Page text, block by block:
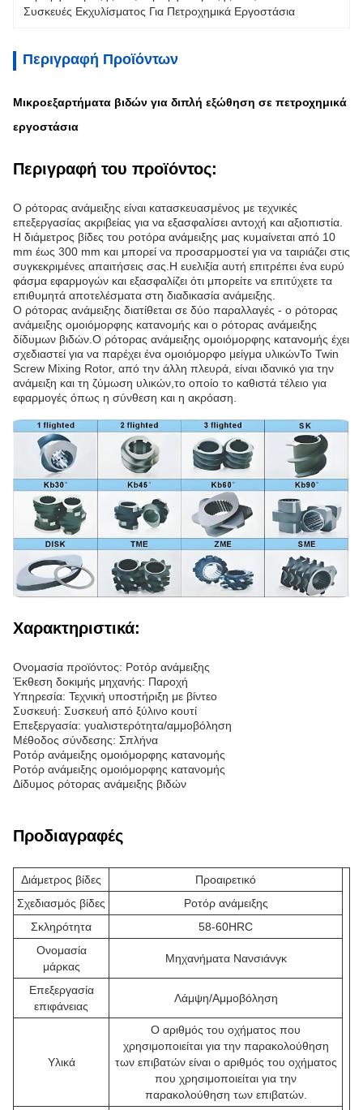
Συσκευές Εκχυλίσματος Για Πετροχημικά Εργοστάσια
Περιγραφή Προϊόντων
Μικροεξαρτήματα βιδών για διπλή εξώθηση σε πετροχημικά
εργοστάσια
Περιγραφή του προϊόντος:
Ο ρότορας ανάμειξης είναι κατασκευασμένος με τεχνικές
επεξεργασίας ακριβείας για να εξασφαλίσει αντοχή και αξιοπιστία.
Η διάμετρος βίδες του ροτόρα ανάμειξης μας κυμαίνεται από 10
mm έως 300 mm και μπορεί να προσαρμοστεί για να ταιριάζει στις
συγκεκριμένες απαιτήσεις σας.Η ευελιξία αυτή επιτρέπει ένα ευρύ
φάσμα εφαρμογών και εξασφαλίζει ότι μπορείτε να επιτύχετε τα
επιθυμητά αποτελέσματα στη διαδικασία ανάμειξης.
Ο ρότορας ανάμειξης διατίθεται σε δύο παραλλαγές - ο ρότορας
ανάμειξης ομοιόμορφης κατανομής και ο ρότορας ανάμειξης
δίδυμων βιδών.Ο ρότορας ανάμειξης ομοιόμορφης κατανομής έχει
σχεδιαστεί για να παρέχει ένα ομοιόμορφο μείγμα υλικώνΤο Twin
Screw Mixing Rotor, από την άλλη πλευρά, είναι ιδανικό για την
ανάμειξη και τη ζύμωση υλικών,το οποίο το καθιστά τέλειο για
εφαρμογές όπως η σύνθεση και η ακρόαση.
Χαρακτηριστικά:
Ονομασία προϊόντος: Ροτόρ ανάμειξης
Έκθεση δοκιμής μηχανής: Παροχή
Υπηρεσία: Τεχνική υποστήριξη με βίντεο
Συσκευή: Συσκευή από ξύλινο κουτί
Επεξεργασία: γυαλιστερότητα/αμμοβόληση
Μέθοδος σύνδεσης: Σπλήνα
Ροτόρ ανάμειξης ομοιόμορφης κατανομής
Ροτόρ ανάμειξης ομοιόμορφης κατανομής
Δίδυμος ρότορας ανάμειξης βιδών
Προδιαγραφές
Διάμετρος βίδες
Προαιρετικό
Σχεδιασμός βίδες
Ροτόρ ανάμειξης
Σκληρότητα
58-60HRC
Ονομασία
μάρκας
Μηχανήματα Νανσιάνγκ
Επεξεργασία
επιφάνειας
Λάμψη/Αμμοβόληση
Υλικά
Ο αριθμός του οχήματος που
χρησιμοποιείται για την παρακολούθηση
των επιβατών είναι ο αριθμός του οχήματος
που χρησιμοποιείται για την
παρακολούθηση των επιβατών.